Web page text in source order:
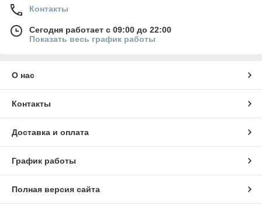
Контакты
Сегодня работает с 09:00 до 22:00
Показать весь график работы
О нас
Контакты
Доставка и оплата
График работы
Полная версия сайта